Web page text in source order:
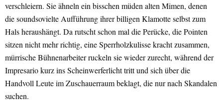
verschleiern. Sie ähneln ein bisschen müden alten Mimen, denen
die soundsovielte Aufführung ihrer billigen Klamotte selbst zum
Hals heraushängt. Da rutscht schon mal die Perücke, die Pointen
sitzen nicht mehr richtig, eine Sperrholzkulisse kracht zusammen,
mürrische Bühnenarbeiter ruckeln sie wieder zurecht, während der
Impresario kurz ins Scheinwerferlicht tritt und sich über die
Handvoll Leute im Zuschauerraum beklagt, die nur nach Skandalen
suchen.